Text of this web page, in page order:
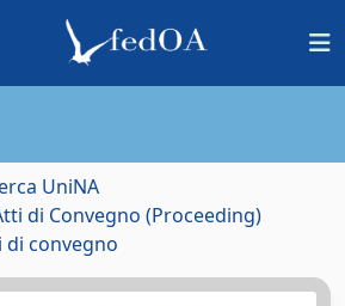
UniNA
di Convegno (Proceeding)
di convegno